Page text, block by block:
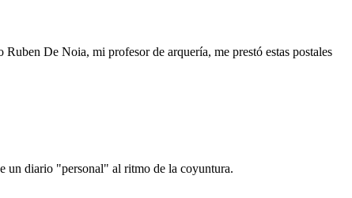
De Noia, mi profesor de arquería, me prestó estas postales
un diario "personal" al ritmo de la coyuntura.